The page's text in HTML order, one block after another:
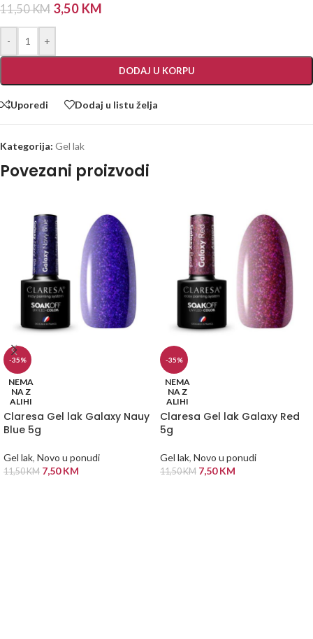
11,50KM 3,50 KM
- +
DODAJ U KORPU
Uporedi Dodaj u listu želja
Kategorija: Gel lak
Povezani proizvodi
-35%
NEMA
NA Z
ALIHI
Claresa Gel lak Galaxy Nauy
Blue 5g
Gel lak, Novo u ponudi
11,50KM 7,50KM
-35%
NEMA
NA Z
ALIHI
Claresa Gel lak Galaxy Red
5g
Gel lak, Novo u ponudi
11,50KM 7,50KM